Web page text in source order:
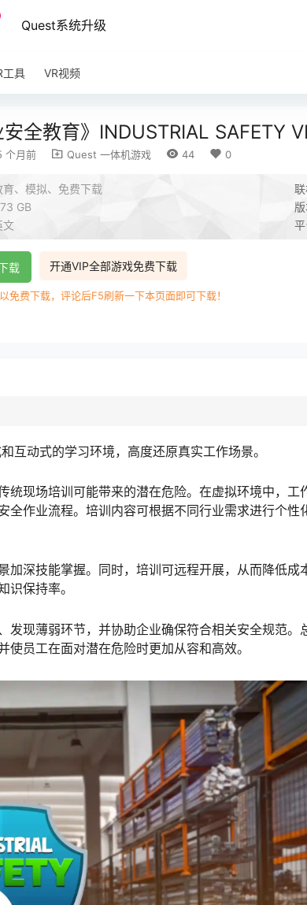
Quest系统升级
工具 VR视频
安全教育》INDUSTRIAL SAFETY
个月前 Quest 一体机游戏 44 0
育、模拟、免费下载 联
GB 版
文 平
开通VIP全部游戏免费下载
载
免费下载，评论后F5刷新一下本页面即可下载！
互动式的学习环境，高度还原真实工作场景。
现场培训可能带来的潜在危险。在虚拟环境中，工
作业流程。培训内容可根据不同行业需求进行个性
深技能掌握。同时，培训可远程开展，从而降低成
保持率。
现薄弱环节，并协助企业确保符合相关安全规范。
员工在面对潜在危险时更加从容和高效。